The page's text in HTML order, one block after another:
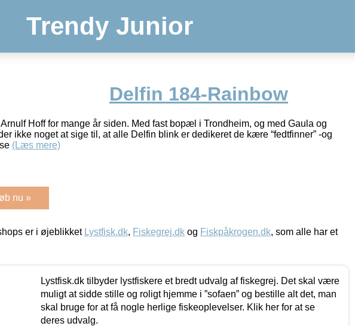
Trendy Junior
Delfin 184-Rainbow
Hoff for mange år siden. Med fast bopæl i Trondheim, og med Gaula og
ikke noget at sige til, at alle Delfin blink er dedikeret de kære “fedtfinner” -og
(Læs mere)
nu »
er i øjeblikket Lystfisk.dk, Fiskegrej.dk og Fiskpåkrogen.dk, som alle har et
Lystfisk.dk tilbyder lystfiskere et bredt udvalg af fiskegrej. Det skal være
muligt at sidde stille og roligt hjemme i ”sofaen” og bestille alt det, man
skal bruge for at få nogle herlige fiskeoplevelser. Klik her for at se
deres udvalg.